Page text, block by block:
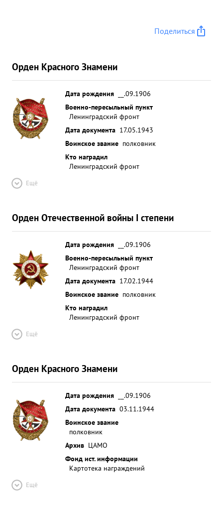
богатый опыт Уровской службы и опыт великой
сколоченности частей и их боевой готовности. ...»
Поделиться
Орден Красного Знамени
Дата рождения
__.09.1906
Военно-пересыльный пункт
Ленинградский фронт
Дата документа 17.05.1943
Воинское звание полковник
Кто наградил
Ленинградский фронт
Ещё
Орден Отечественной войны I степени
Дата рождения
__.09.1906
Военно-пересыльный пункт
Ленинградский фронт
Дата документа 17.02.1944
Воинское звание полковник
Кто наградил
Ленинградский фронт
Ещё
Орден Красного Знамени
Дата рождения
__.09.1906
Дата документа 03.11.1944
Воинское звание
полковник
Архив ЦАМО
Фонд ист. информации
Картотека награждений
Ещё